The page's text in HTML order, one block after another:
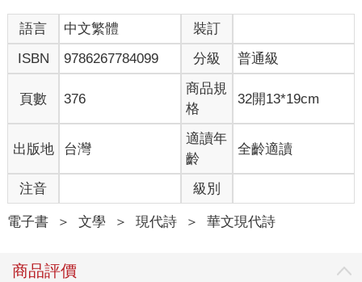
若無遠方，就手執一個萬花筒
若無未來，就在工業廢墟中仰望星空
金屬疲勞的週五適合反抒情
請順手，帶走那些擠成一團的親暱
連道具也是多餘的
在最靠近幸福的瞬間，我們總是閉了眼睛
粗顆粒的時間，倒數著一張四格的畫面
語言 中文繁體
裝訂
ISBN
9786267784099 分級 普通級
頁數 376
商品規
格
32開13*19cm
出版地 台灣
適讀年
齡
全齡適讀
注音 級別
電子書 ＞ 文學 ＞ 現代詩 ＞ 華文現代詩
商品評價